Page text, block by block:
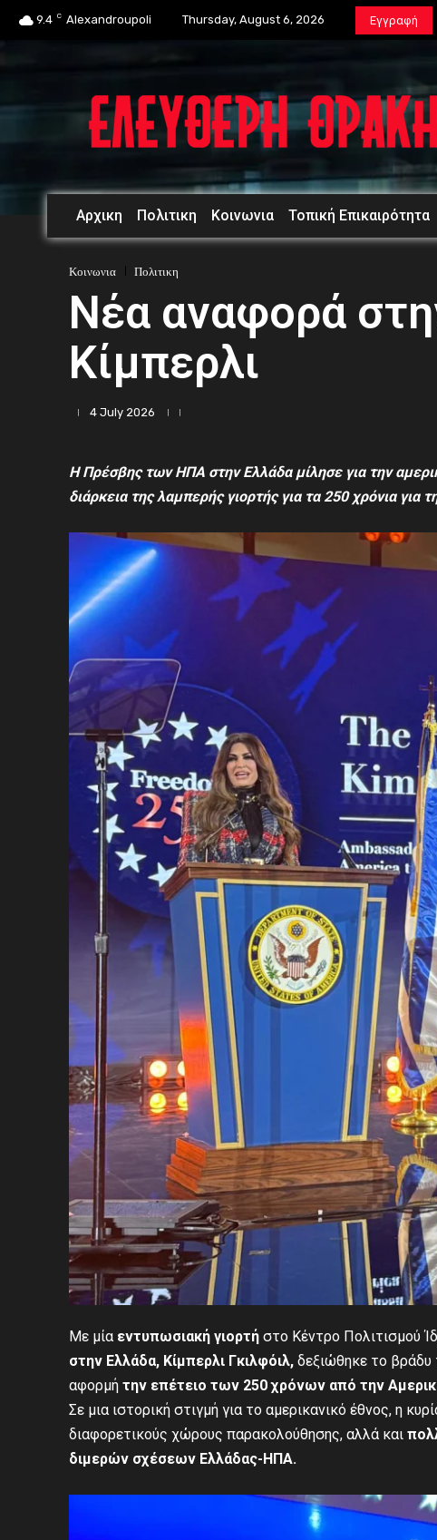
9.4 C Alexandroupoli Thursday, August 6, 2026 Εγγραφή
Αρχικη Πολιτικη Κοινωνια Τοπική Επικαιρότητα
Κοινωνια Πολιτικη
Νέα αναφορά
Κίμπερλι
4 July 2026
Η Πρέσβης των ΗΠΑ στην Ελλάδα μίλησε για την
διάρκεια της λαμπερής γιορτής για τα 250 χρόνια για
Με μία εντυπωσιακή γιορτή στο Κέντρο Πολιτισμού
στην Ελλάδα, Κίμπερλι Γκιλφόιλ, δεξιώθηκε το βράδυ
αφορμή την επέτειο των 250 χρόνων από την
Σε μια ιστορική στιγμή για το αμερικανικό έθνος, η
διαφορετικούς χώρους παρακολούθησης, αλλά και
διμερών σχέσεων Ελλάδας-ΗΠΑ.